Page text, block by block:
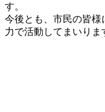
す。
今後とも、市民の皆
力で活動してまいりま